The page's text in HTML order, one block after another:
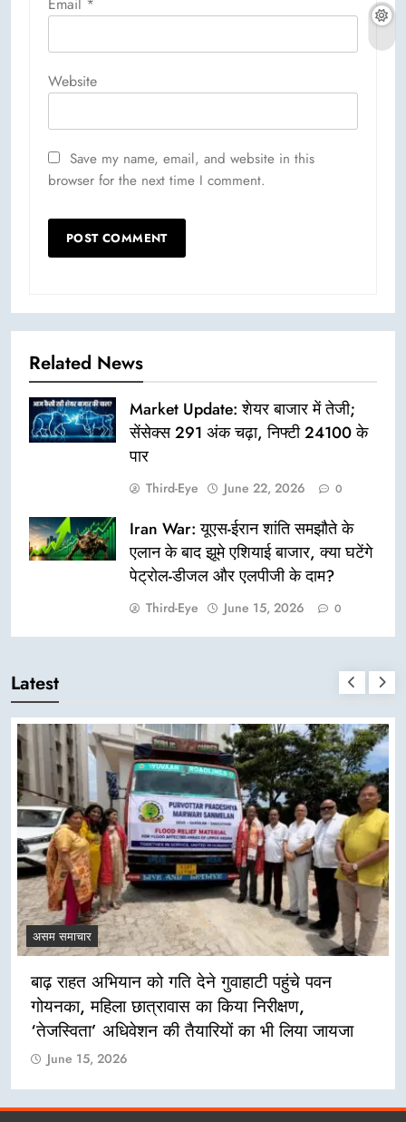
Website
Save my name, email, and website in this
browser for the next time I comment.
Related News
Market Update: शेयर बाजार में तेजी;
सेंसेक्स 291 अंक चढ़ा, निफ्टी 24100 के
पार
Third-Eye June 22, 2026 0
Iran War: यूएस-ईरान शांति समझौते के
एलान के बाद झूमे एशियाई बाजार, क्या घटेंगे
पेट्रोल-डीजल और एलपीजी के दाम?
Third-Eye June 15, 2026 0
Latest
असम समाचार
बाढ़ राहत अभियान को गति देने गुवाहाटी पहुंचे पवन
गोयनका, महिला छात्रावास का किया निरीक्षण,
‘तेजस्विता’ अधिवेशन की तैयारियों का भी लिया जायजा
June 15, 2026